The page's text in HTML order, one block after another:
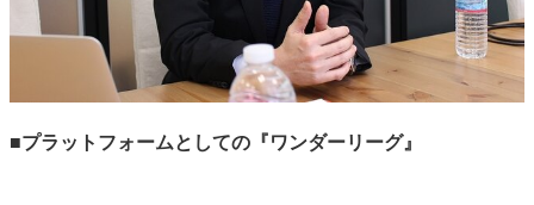
■プラットフォームとしての『ワンダーリーグ』